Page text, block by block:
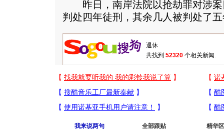
昨日，南岸法院以抢劫罪对涉案
判处四年徒刑，其余几人被判处了
共找到 52320 个相关新闻.
我来说两句 全部跟贴 精华区